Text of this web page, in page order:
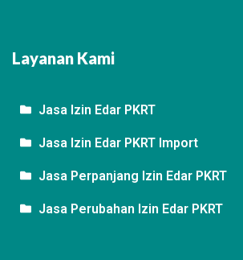
Layanan Kami
Jasa Izin Edar PKRT
Jasa Izin Edar PKRT Import
Jasa Perpanjang Izin Edar PKRT
Jasa Perubahan Izin Edar PKRT